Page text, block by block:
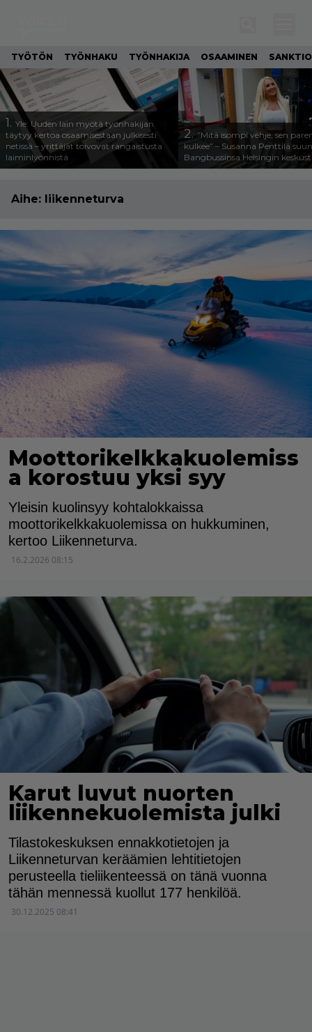
TYÖTÖN TYÖNHAKU TYÖNHAKIJA OSAAMINEN SANKTIO
1. Yle: Uuden lain myötä työnhakijan
täytyy kertoa osaamisestaan julkisesti
netissä – yrittäjät toivovat rangaistusta
laiminlyönnistä
2. ”Mitä isompi vehje, sen
kulkee” – Susanna Penttilä
Bangbussinsa Helsingin
Aihe: liikenneturva
Moottorikelkkakuolemiss
a korostuu yksi syy
Yleisin kuolinsyy kohtalokkaissa
moottorikelkkakuolemissa on hukkuminen,
kertoo Liikenneturva.
16.2.2026 08:15
Karut luvut nuorten
liikennekuolemista julki
Tilastokeskuksen ennakkotietojen ja
Liikenneturvan keräämien lehtitietojen
perusteella tieliikenteessä on tänä vuonna
tähän mennessä kuollut 177 henkilöä.
30.12.2025 08:41